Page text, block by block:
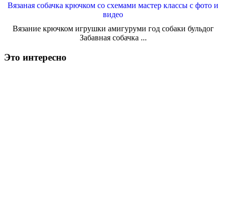
Вязаная собачка крючком со схемами мастер классы с фото и
видео
Вязание крючком игрушки амигуруми год собаки бульдог
Забавная собачка ...
Это интересно